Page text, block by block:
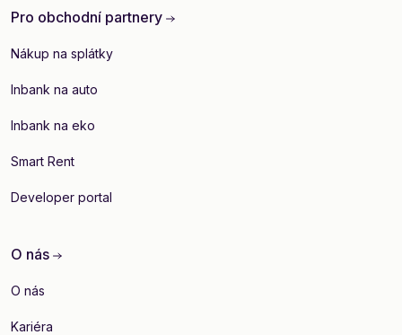
Pro obchodní partnery
Nákup na splátky
Inbank na auto
Inbank na eko
Smart Rent
Developer portal
O nás
O nás
Kariéra